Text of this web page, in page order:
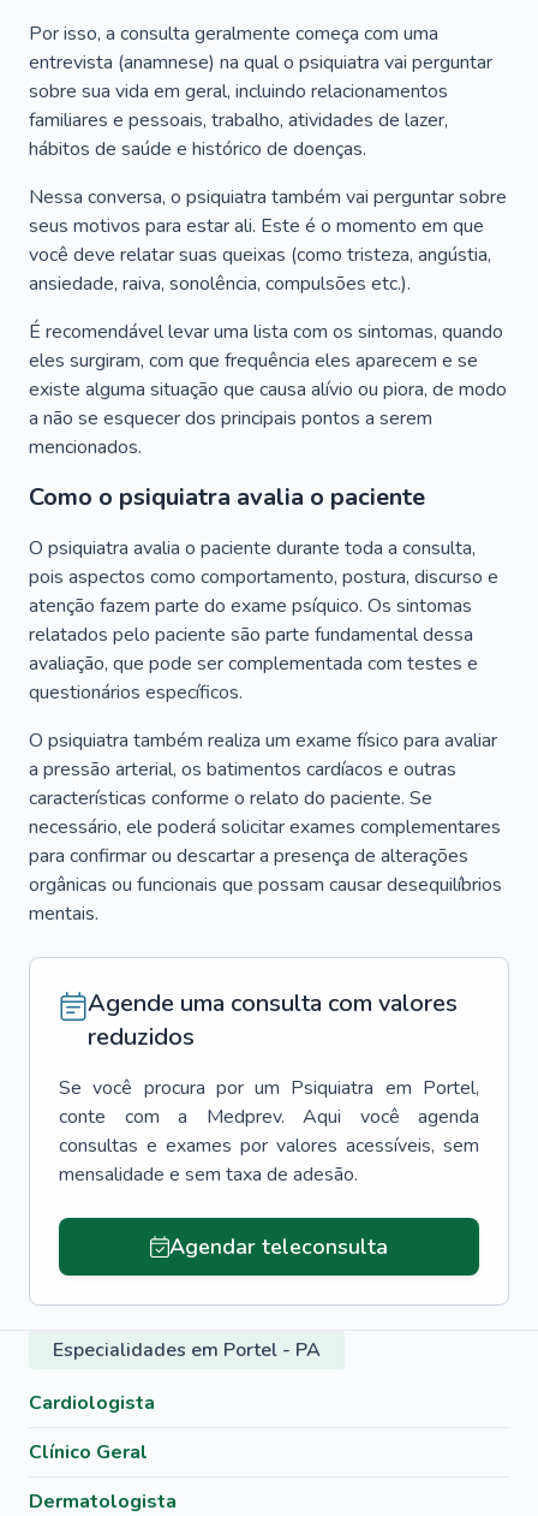
Por isso, a consulta geralmente começa com uma
entrevista (anamnese) na qual o psiquiatra vai perguntar
sobre sua vida em geral, incluindo relacionamentos
familiares e pessoais, trabalho, atividades de lazer,
hábitos de saúde e histórico de doenças.
Nessa conversa, o psiquiatra também vai perguntar sobre
seus motivos para estar ali. Este é o momento em que
você deve relatar suas queixas (como tristeza, angústia,
ansiedade, raiva, sonolência, compulsões etc.).
É recomendável levar uma lista com os sintomas, quando
eles surgiram, com que frequência eles aparecem e se
existe alguma situação que causa alívio ou piora, de modo
a não se esquecer dos principais pontos a serem
mencionados.
Como o psiquiatra avalia o paciente
O psiquiatra avalia o paciente durante toda a consulta,
pois aspectos como comportamento, postura, discurso e
atenção fazem parte do exame psíquico. Os sintomas
relatados pelo paciente são parte fundamental dessa
avaliação, que pode ser complementada com testes e
questionários específicos.
O psiquiatra também realiza um exame físico para avaliar
a pressão arterial, os batimentos cardíacos e outras
características conforme o relato do paciente. Se
necessário, ele poderá solicitar exames complementares
para confirmar ou descartar a presença de alterações
orgânicas ou funcionais que possam causar desequilíbrios
mentais.
Agende uma consulta com valores
reduzidos
Se você procura por um Psiquiatra em Portel,
conte com a Medprev. Aqui você agenda
consultas e exames por valores acessíveis, sem
mensalidade e sem taxa de adesão.
Agendar teleconsulta
Especialidades em Portel - PA
Cardiologista
Clínico Geral
Dermatologista